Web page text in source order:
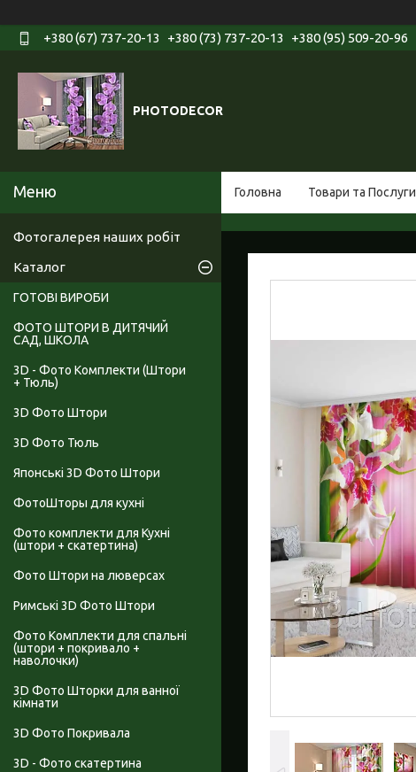
+380 (67) 737-20-13 +380 (73) 737-20-13 +380 (95) 509-20-96
PHOTODECOR
Головна Товари та Послуги
Фотогалерея наших робіт
Каталог
ГОТОВІ ВИРОБИ
ФОТО ШТОРИ В ДИТЯЧИЙ
САД, ШКОЛА
3D - Фото Комплекти (Штори
+ Тюль)
3D Фото Штори
3D Фото Тюль
Японські 3D Фото Штори
ФотоШторы для кухні
Фото комплекти для Кухні
(штори + скатертина)
Фото Штори на люверсах
Римські 3D Фото Штори
Фото Комплекти для спальні
(штори + покривало +
наволочки)
3D Фото Шторки для ванної
кімнати
3D Фото Покривала
3D - Фото скатертина